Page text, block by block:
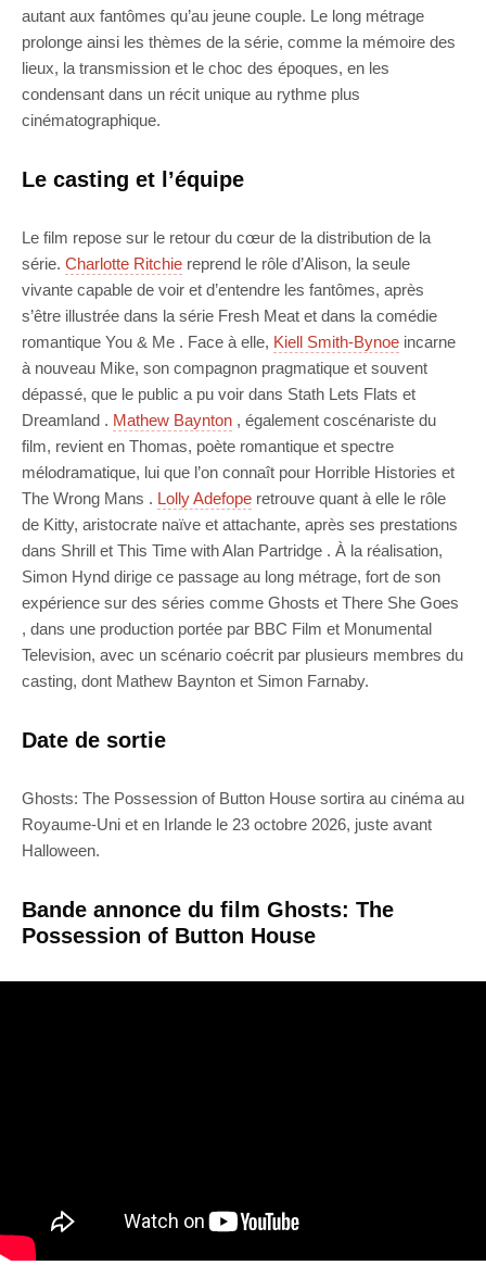
autant aux fantômes qu’au jeune couple. Le long métrage
prolonge ainsi les thèmes de la série, comme la mémoire des
lieux, la transmission et le choc des époques, en les
condensant dans un récit unique au rythme plus
cinématographique.
Le casting et l’équipe
Le film repose sur le retour du cœur de la distribution de la
série. Charlotte Ritchie reprend le rôle d’Alison, la seule
vivante capable de voir et d’entendre les fantômes, après
s’être illustrée dans la série Fresh Meat et dans la comédie
romantique You & Me . Face à elle, Kiell Smith-Bynoe incarne
à nouveau Mike, son compagnon pragmatique et souvent
dépassé, que le public a pu voir dans Stath Lets Flats et
Dreamland . Mathew Baynton , également coscénariste du
film, revient en Thomas, poète romantique et spectre
mélodramatique, lui que l’on connaît pour Horrible Histories et
The Wrong Mans . Lolly Adefope retrouve quant à elle le rôle
de Kitty, aristocrate naïve et attachante, après ses prestations
dans Shrill et This Time with Alan Partridge . À la réalisation,
Simon Hynd dirige ce passage au long métrage, fort de son
expérience sur des séries comme Ghosts et There She Goes
, dans une production portée par BBC Film et Monumental
Television, avec un scénario coécrit par plusieurs membres du
casting, dont Mathew Baynton et Simon Farnaby.
Date de sortie
Ghosts: The Possession of Button House sortira au cinéma au
Royaume-Uni et en Irlande le 23 octobre 2026, juste avant
Halloween.
Bande annonce du film Ghosts: The
Possession of Button House